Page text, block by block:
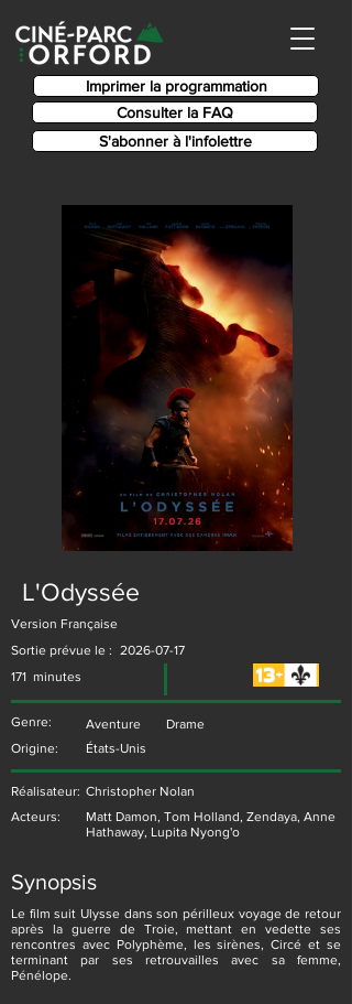
Imprimer la programmation
S'abonner à l'infolettre
Consulter la FAQ
L'Odyssée
Version Française
Sortie prévue le : 2026-07-17
171 minutes
Genre:
Origine:
Aventure
Drame
États-Unis
Réalisateur: Christopher Nolan
Acteurs:
Matt Damon, Tom Holland, Zendaya, Anne
Hathaway, Lupita Nyong'o
Synopsis
Le film suit Ulysse dans son périlleux voyage de retour
après la guerre de Troie, mettant en vedette ses
rencontres avec Polyphème, les sirènes, Circé et se
terminant par ses retrouvailles avec sa femme,
Pénélope.